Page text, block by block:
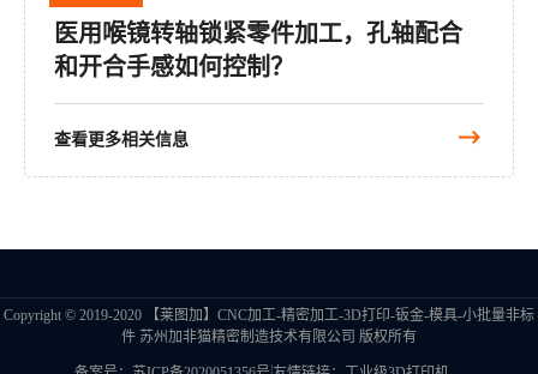
医用喉镜转轴锁紧零件加工，孔轴配合
和开合手感如何控制？
查看更多相关信息
Copyright © 2019-2020 【莱图加】CNC加工-精密加工-3D打印-钣金-模具-小批量非标
件 苏州加非猫精密制造技术有限公司 版权所有